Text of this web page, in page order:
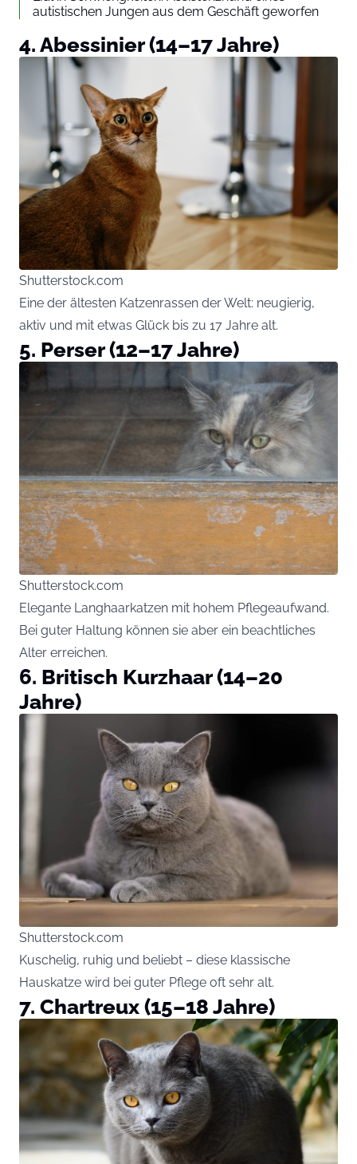
autistischen Jungen aus dem Geschäft geworfen
4. Abessinier (14–17 Jahre)
Shutterstock.com
Eine der ältesten Katzenrassen der Welt: neugierig,
aktiv und mit etwas Glück bis zu 17 Jahre alt.
5. Perser (12–17 Jahre)
Shutterstock.com
Elegante Langhaarkatzen mit hohem Pflegeaufwand.
Bei guter Haltung können sie aber ein beachtliches
Alter erreichen.
6. Britisch Kurzhaar (14–20
Jahre)
Shutterstock.com
Kuschelig, ruhig und beliebt – diese klassische
Hauskatze wird bei guter Pflege oft sehr alt.
7. Chartreux (15–18 Jahre)